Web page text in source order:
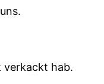
verkackt hab.